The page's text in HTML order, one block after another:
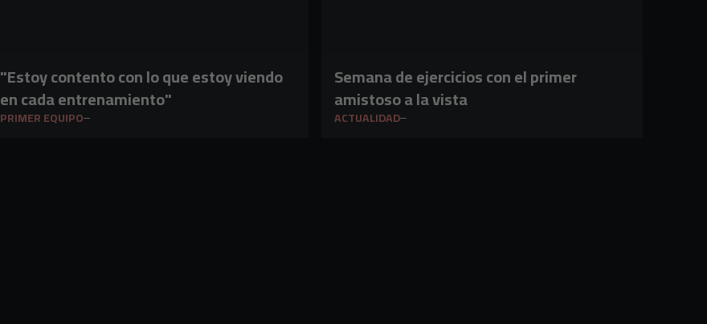
"Estoy contento con lo que estoy viendo
en cada entrenamiento"
PRIMER EQUIPO
Semana de ejercicios con el primer
amistoso a la vista
ACTUALIDAD